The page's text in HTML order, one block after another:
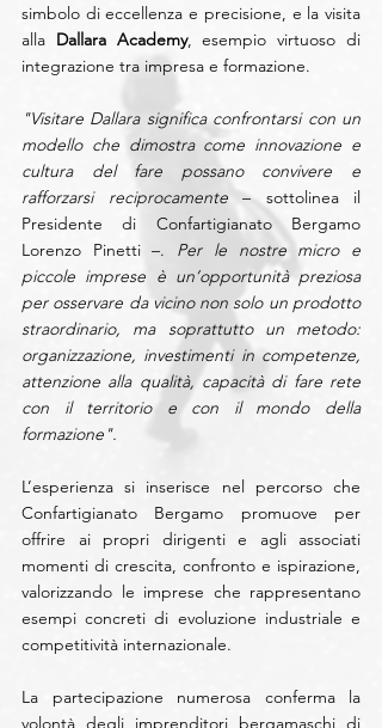
simbolo di eccellenza e precisione, e la visita
alla Dallara Academy, esempio virtuoso di
integrazione tra impresa e formazione.
"Visitare Dallara significa confrontarsi con un
modello che dimostra come innovazione e
cultura del fare possano convivere e
rafforzarsi reciprocamente – sottolinea il
Presidente di Confartigianato Bergamo
Lorenzo Pinetti –.
Per le nostre micro e
piccole imprese è un’opportunità preziosa
per osservare da vicino non solo un prodotto
straordinario, ma soprattutto un metodo:
organizzazione, investimenti in competenze,
attenzione alla qualità, capacità di fare rete
con il territorio e con il mondo della
formazione".
L’esperienza si inserisce nel percorso che
Confartigianato Bergamo promuove per
offrire ai propri dirigenti e agli associati
momenti di crescita, confronto e ispirazione,
valorizzando le imprese che rappresentano
esempi concreti di evoluzione industriale e
competitività internazionale.
La partecipazione numerosa conferma la
volontà degli imprenditori bergamaschi di